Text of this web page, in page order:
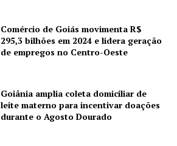
Comércio de Goiás movimenta R$
295,3 bilhões em 2024 e lidera geração
de empregos no Centro-Oeste
Goiânia amplia coleta domiciliar de
leite materno para incentivar doações
durante o Agosto Dourado